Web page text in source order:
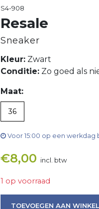
S4-908
Resale
Sneaker
Kleur: Zwart
Conditie: Zo goed als
Maat:
36
Voor 15:00 op een
€8,00 incl. btw
1 op voorraad
TOEVOEGEN AAN